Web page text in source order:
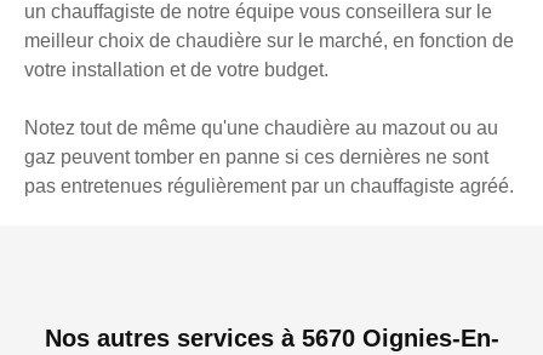
un chauffagiste de notre équipe vous conseillera sur le
meilleur choix de chaudière sur le marché, en fonction de
votre installation et de votre budget.
Notez tout de même qu'une chaudière au mazout ou au
gaz peuvent tomber en panne si ces dernières ne sont
pas entretenues régulièrement par un chauffagiste agréé.
Nos autres services à 5670 Oignies-En-